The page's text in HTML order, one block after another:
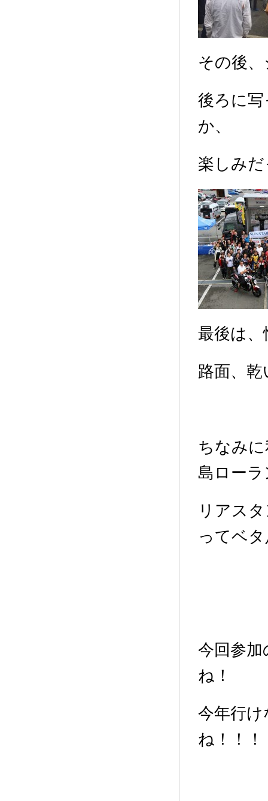
その後
後ろに
か、
楽しみ
最後は、
路面、
ちなみ
島ロー
リアス
ってベ
今回参
ね！
今年行
ね！！！